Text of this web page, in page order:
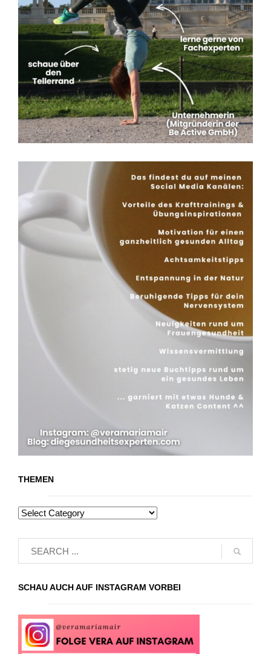
THEMEN
SCHAU AUCH AUF INSTAGRAM VORBEI